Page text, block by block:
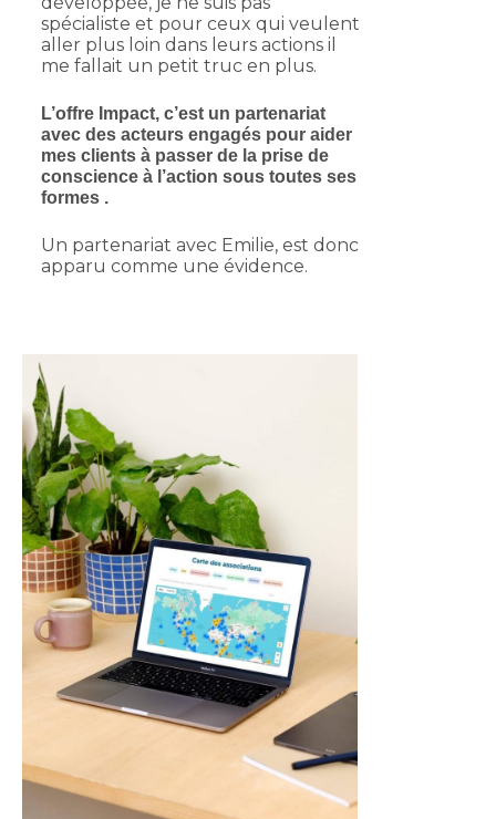
spécialiste et pour ceux qui veulent
aller plus loin dans leurs actions il
me fallait un petit truc en plus.
L’offre Impact, c’est un partenariat
avec des acteurs engagés pour aider
mes clients à passer de la prise de
conscience à l’action sous toutes ses
formes .
Un partenariat avec Emilie, est donc
apparu comme une évidence.